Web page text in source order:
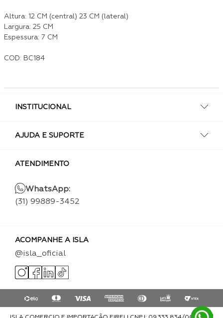
Altura: 12 CM (central) 23 CM (lateral)
Largura: 25 CM
Espessura: 7 CM
COD: BC184
INSTITUCIONAL
AJUDA E SUPORTE
ATENDIMENTO
WhatsApp:
(31) 99889-3452
ACOMPANHE A ISLA
@isla_oficial